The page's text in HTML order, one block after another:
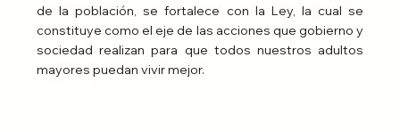
de la población, se fortalece con la Ley, la cual se
constituye como el eje de las acciones que gobierno y
sociedad realizan para que todos nuestros adultos
mayores puedan vivir mejor.